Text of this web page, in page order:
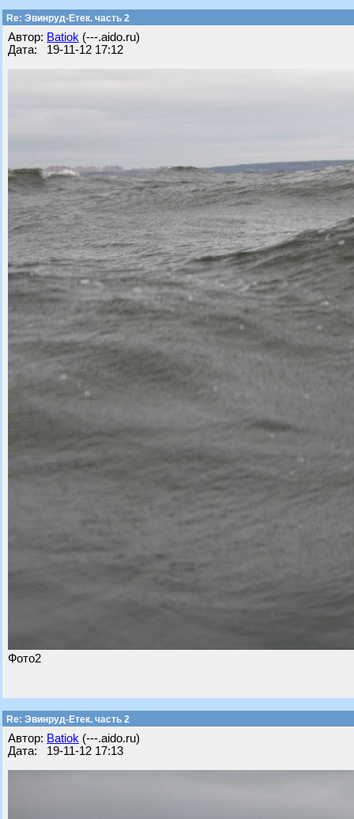
Re: Эвинруд-Етек. часть 2
Автор: Batiok (---.aido.ru)
Дата: 19-11-12 17:12
Фото2
Re: Эвинруд-Етек. часть 2
Автор: Batiok (---.aido.ru)
Дата: 19-11-12 17:13